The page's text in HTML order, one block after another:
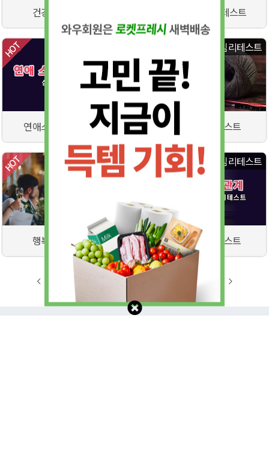
건강관리법 테스트 꽃으로 보는 심리테스트
연애스타일 심리테스트
심리테스트
인간관계 심리테스트
심리테스트
행복도 심리테스트
심리테스트
대인관계 심리테스트
2 5 9